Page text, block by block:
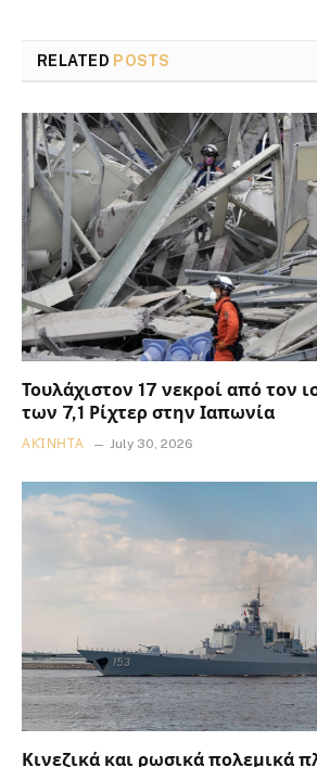
RELATED POSTS
Τουλάχιστον 17 νεκροί από τον
των 7,1 Ρίχτερ στην Ιαπωνία
ΑΚΊΝΗΤΑ July 30, 2026
Κινεζικά και ρωσικά πολεμικά